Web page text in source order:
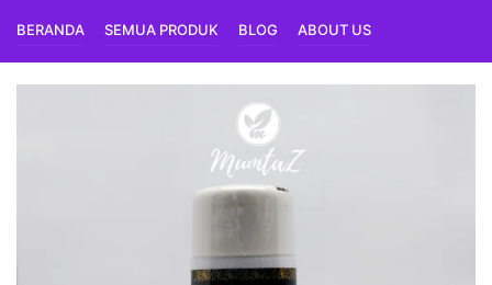
BERANDA SEMUA PRODUK BLOG ABOUT US